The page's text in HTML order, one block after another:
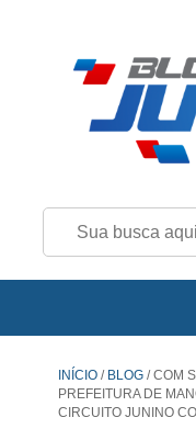
INÍCIO / BLOG /COM
PREFEITURA DE
CIRCUITO JUNINO